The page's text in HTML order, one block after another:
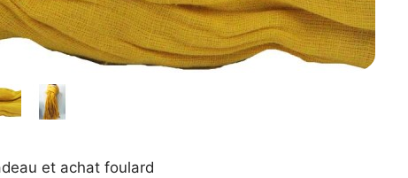
et achat foulard